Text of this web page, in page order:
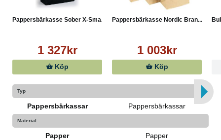
Pappersbärkasse Sober X-Sma...
1 327kr
Köp
Pappersbärkasse Nordic Bran...
1 003kr
Köp
Typ
Pappersbärkassar Pappersbärkassar
Material
Papper Papper